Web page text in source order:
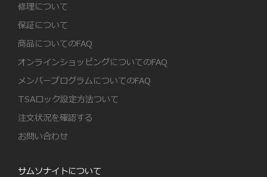
修理について
保証について
商品についてのFAQ
オンラインショッピングについてのFAQ
メンバープログラムについてのFAQ
TSAロック設定方法ついて
注文状況を確認する
お問い合わせ
サムソナイトについて